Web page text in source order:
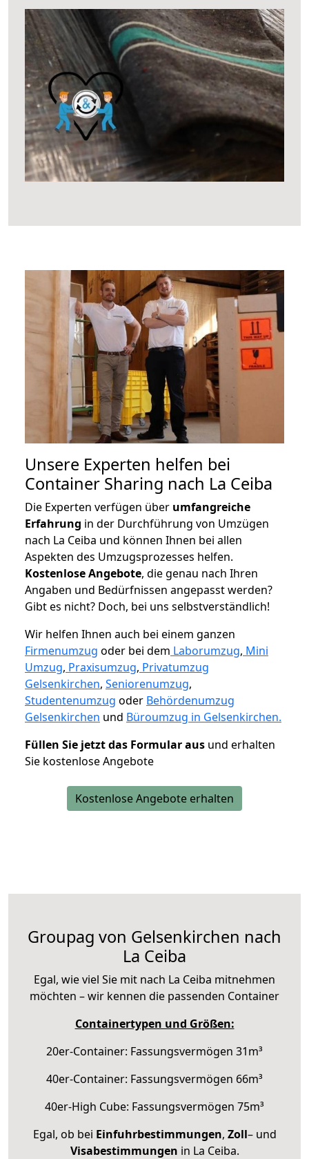
Unsere Experten helfen bei
Container Sharing nach La Ceiba
Die Experten verfügen über umfangreiche
Erfahrung in der Durchführung von Umzügen
nach La Ceiba und können Ihnen bei allen
Aspekten des Umzugsprozesses helfen.
Kostenlose Angebote, die genau nach Ihren
Angaben und Bedürfnissen angepasst werden?
Gibt es nicht? Doch, bei uns selbstverständlich!
Wir helfen Ihnen auch bei einem ganzen
Firmenumzug oder bei dem Laborumzug, Mini
Umzug, Praxisumzug, Privatumzug
Gelsenkirchen, Seniorenumzug,
Studentenumzug oder Behördenumzug
Gelsenkirchen und Büroumzug in Gelsenkirchen.
Füllen Sie jetzt das Formular aus und erhalten
Sie kostenlose Angebote
Kostenlose Angebote erhalten
Groupag von Gelsenkirchen nach
La Ceiba
Egal, wie viel Sie mit nach La Ceiba mitnehmen
möchten – wir kennen die passenden Container
Containertypen und Größen:
20er-Container: Fassungsvermögen 31m³
40er-Container: Fassungsvermögen 66m³
40er-High Cube: Fassungsvermögen 75m³
Egal, ob bei Einfuhrbestimmungen, Zoll– und
Visabestimmungen in La Ceiba.